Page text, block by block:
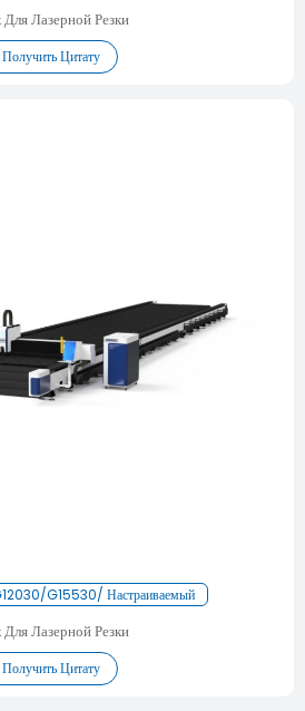
Лазерной Резки
Получить Цитату
G15530/ Настраиваемый
Лазерной Резки
Получить Цитату